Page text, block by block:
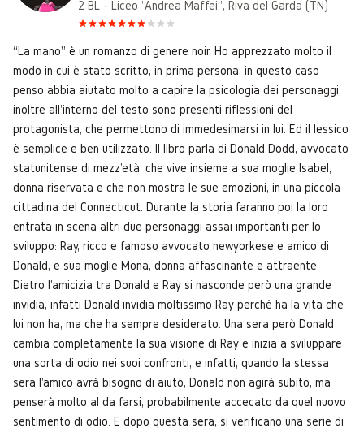
2 BL - Liceo "Andrea Maffei", Riva del Garda (TN)
“La mano” è un romanzo di genere noir. Ho apprezzato molto il
modo in cui è stato scritto, in prima persona, in questo caso
penso abbia aiutato molto a capire la psicologia dei personaggi,
inoltre all'interno del testo sono presenti riflessioni del
protagonista, che permettono di immedesimarsi in lui. Ed il lessico
è semplice e ben utilizzato. Il libro parla di Donald Dodd, avvocato
statunitense di mezz'età, che vive insieme a sua moglie Isabel,
donna riservata e che non mostra le sue emozioni, in una piccola
cittadina del Connecticut. Durante la storia faranno poi la loro
entrata in scena altri due personaggi assai importanti per lo
sviluppo: Ray, ricco e famoso avvocato newyorkese e amico di
Donald, e sua moglie Mona, donna affascinante e attraente.
Dietro l'amicizia tra Donald e Ray si nasconde però una grande
invidia, infatti Donald invidia moltissimo Ray perché ha la vita che
lui non ha, ma che ha sempre desiderato. Una sera però Donald
cambia completamente la sua visione di Ray e inizia a sviluppare
una sorta di odio nei suoi confronti, e infatti, quando la stessa
sera l'amico avrà bisogno di aiuto, Donald non agirà subito, ma
penserà molto al da farsi, probabilmente accecato da quel nuovo
sentimento di odio. E dopo questa sera, si verificano una serie di